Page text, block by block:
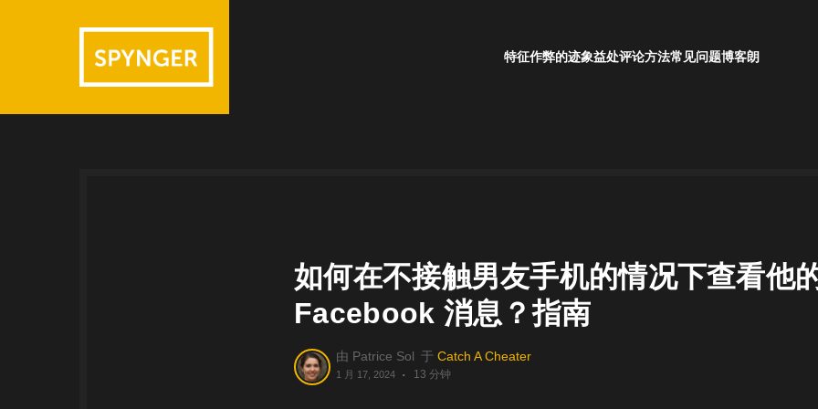
特征作弊的迹象益处评论方法常见问题博客朗
如何在不接触男友手机的情况下查看他
Facebook 消息？指南
由 Patrice Sol 于 Catch A Cheater
1 月 17, 2024 13 分钟